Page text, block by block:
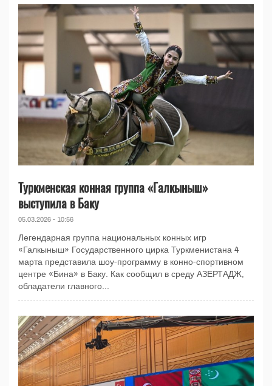
Туркменская конная группа «Галкыныш»
выступила в Баку
05.03.2026 - 10:56
Легендарная группа национальных конных игр
«Галкыныш» Государственного цирка Туркменистана 4
марта представила шоу-программу в конно-спортивном
центре «Бина» в Баку. Как сообщил в среду АЗЕРТАДЖ,
обладатели главного...